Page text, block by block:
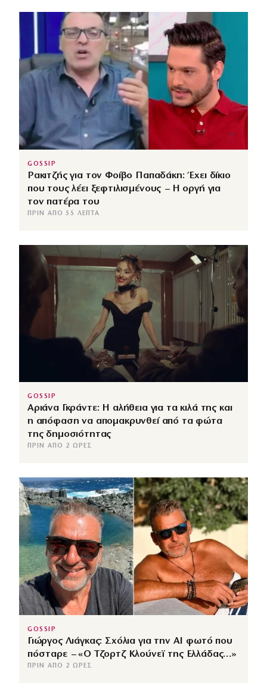
GOSSIP
Ρακιτζής για τον Φοίβο Παπαδάκη: Έχει δίκιο
που τους λέει ξεφτιλισμένους – Η οργή για
τον πατέρα του
ΠΡΙΝ ΑΠΌ 55 ΛΕΠΤΆ
GOSSIP
Αριάνα Γκράντε: Η αλήθεια για τα κιλά της και
η απόφαση να απομακρυνθεί από τα φώτα
της δημοσιότητας
ΠΡΙΝ ΑΠΌ 2 ΏΡΕΣ
GOSSIP
Γιώργος Λιάγκας: Σχόλια για την ΑΙ φωτό που
πόσταρε – «Ο Τζορτζ Κλούνεϊ της Ελλάδας…»
ΠΡΙΝ ΑΠΌ 2 ΏΡΕΣ